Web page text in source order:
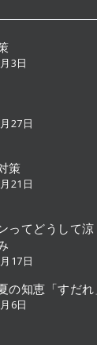
3日
27日
策
21日
ってどうして
17日
の知恵「すだ
6日